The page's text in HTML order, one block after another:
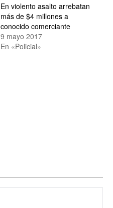
En violento asalto arrebatan
más de $4 millones a
conocido comerciante
9 mayo 2017
En «Policial»